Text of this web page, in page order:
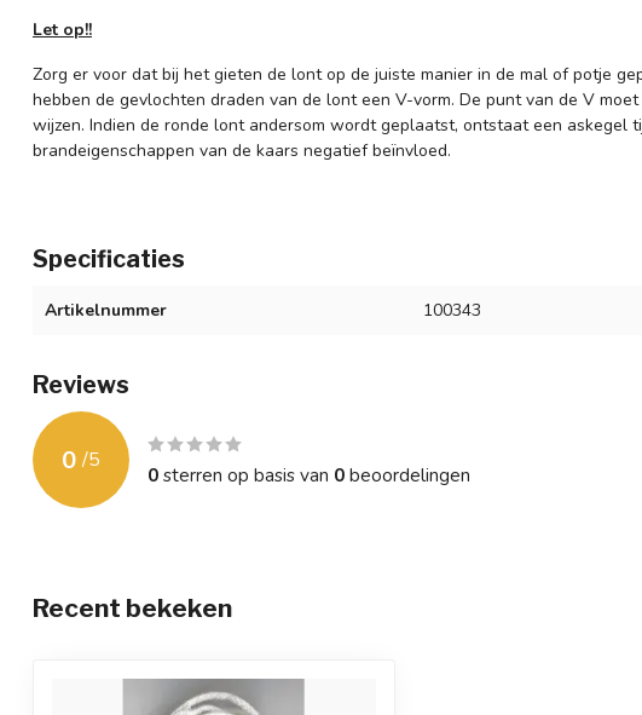
Let op!!
Zorg er voor dat bij het gieten de lont op de juiste manier in de mal of potje
hebben de gevlochten draden van de lont een V-vorm. De punt van de V
wijzen. Indien de ronde lont andersom wordt geplaatst, ontstaat een askegel
brandeigenschappen van de kaars negatief beïnvloed.
Specificaties
Artikelnummer 100343
Reviews
0 /5
0sterren op basis van 0beoordelingen
Recent bekeken